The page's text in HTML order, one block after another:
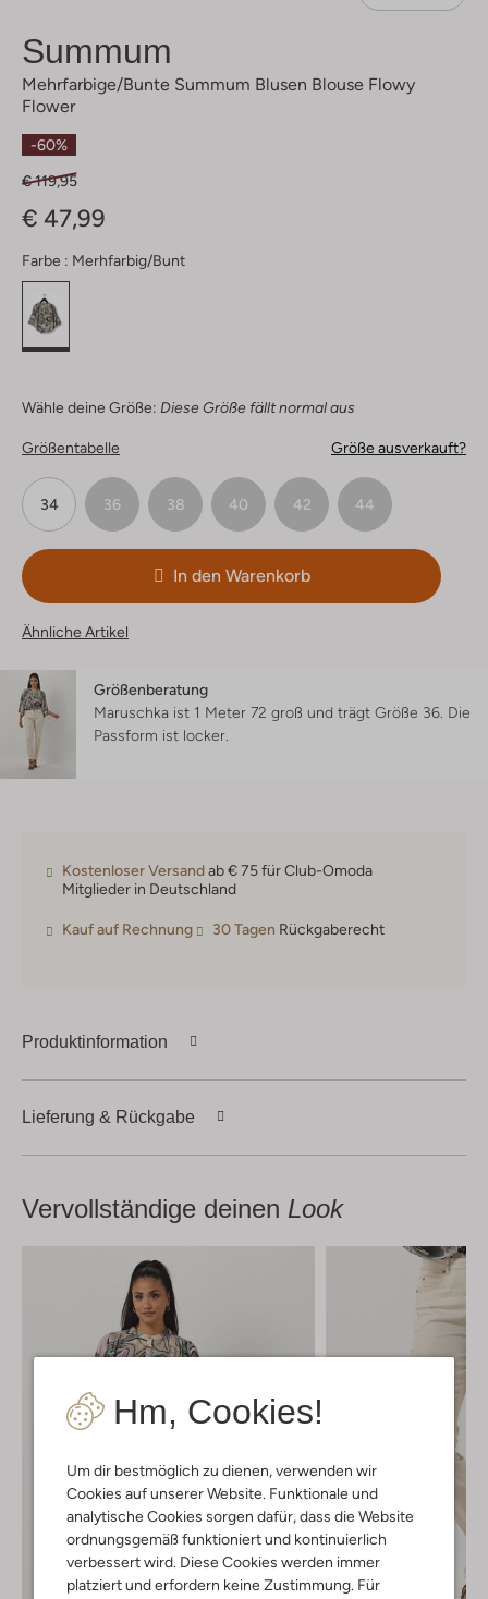
Hm, Cookies!
Um dir bestmöglich zu dienen, verwenden wir
Cookies auf unserer Website. Funktionale und
analytische Cookies sorgen dafür, dass die Website
ordnungsgemäß funktioniert und kontinuierlich
verbessert wird. Diese Cookies werden immer
platziert und erfordern keine Zustimmung. Für
Summum
Mehrfarbige/bunte Summum Blusen Blouse Flowy
Flower
-60%
€ 119,95
€ 47,99
Farbe : Merhfarbig/bunt
Wähle deine Größe: Diese Größe fällt normal aus
Größentabelle Größe ausverkauft?
34 36 38 40 42 44
In den Warenkorb
Ähnliche Artikel
Größenberatung
Maruschka ist 1 Meter 72 groß und trägt Größe 36. Die
Passform ist locker
Kostenloser Versandab € 75 für Club-Omoda
Mitglieder in Deutschland
Kauf auf Rechnung 30 Tagen Rückgaberecht
Produktinformation
Lieferung & Rückgabe
Vervollständige deinen Look